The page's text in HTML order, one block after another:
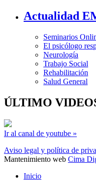
Actualidad
Seminarios
El psicólogo
Neurología
Trabajo Social
Rehabilitación
Salud General
ÚLTIMO
Ir al canal de youtube »
Aviso legal y política de
Mantenimiento web Cima
Inicio